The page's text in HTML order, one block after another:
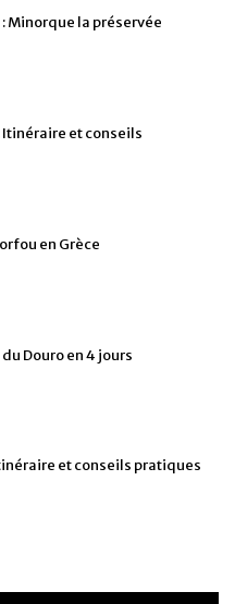
Minorque la préservée
Itinéraire et conseils
en Grèce
Douro en 4 jours
et conseils pratiques